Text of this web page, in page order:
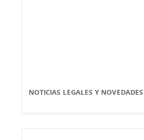
NOTICIAS LEGALES Y